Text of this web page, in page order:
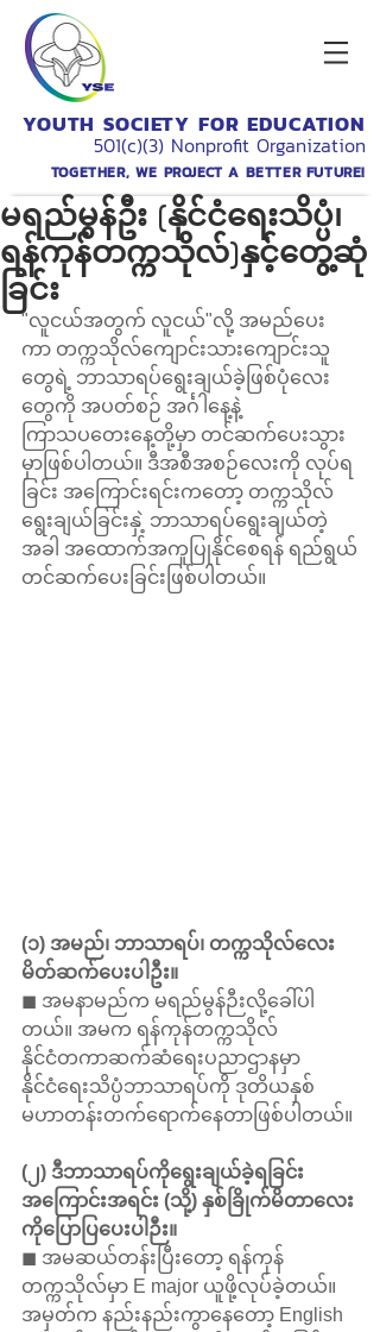
YOUTH SOCIETY FOR EDUCATION
501(c)(3) Nonprofit Organization
TOGETHER, WE PROJECT A BETTER FUTURE!
မရည်မွန်ဦး (နိုင်ငံရေးသိပ္ပံ၊
ရန်ကုန်တက္ကသိုလ်)နှင့်တွေ့ဆုံ
ခြင်း
"လူငယ်အတွက် လူငယ်"လို့ အမည်ပေး
ကာ တက္ကသိုလ်ကျောင်းသားကျောင်းသူ
တွေရဲ့ ဘာသာရပ်ရွေးချယ်ခဲ့ဖြစ်ပုံလေး
တွေကို အပတ်စဉ် အင်္ဂါနေ့နဲ့
ကြာသပတေးနေ့တို့မှာ တင်ဆက်ပေးသွား
မှာဖြစ်ပါတယ်။ ဒီအစီအစဉ်လေးကို လုပ်ရ
ခြင်း အကြောင်းရင်းကတော့ တက္ကသိုလ်
ရွေးချယ်ခြင်းနှဲ့ ဘာသာရပ်ရွေးချယ်တဲ့
အခါ အထောက်အကူပြုနိုင်စေရန် ရည်ရွယ်
တင်ဆက်ပေးခြင်းဖြစ်ပါတယ်။
(၁) အမည်၊ ဘာသာရပ်၊ တက္ကသိုလ်လေး
မိတ်ဆက်ပေးပါဦး။
◼ အမနာမည်က မရည်မွန်ဉီးလို့ခေါ်ပါ
တယ်။ အမက ရန်ကုန်တက္ကသိုလ်
နိုင်ငံတကာဆက်ဆံရေးပညာဌာနမှာ
နိုင်ငံရေးသိပ္ပံဘာသာရပ်ကို ဒုတိယနှစ်
မဟာတန်းတက်ရောက်နေတာဖြစ်ပါတယ်။
(၂) ဒီဘာသာရပ်ကိုရွေးချယ်ခဲ့ရခြင်း
အကြောင်းအရင်း (သို့) နှစ်ခြိုက်မိတာလေး
ကိုပြောပြပေးပါဉီး။
◼ အမဆယ်တန်းပြီးတော့ ရန်ကုန်
တက္ကသိုလ်မှာ E major ယူဖို့လုပ်ခဲ့တယ်။
အမှတ်က နည်းနည်းကွာနေတော့ English